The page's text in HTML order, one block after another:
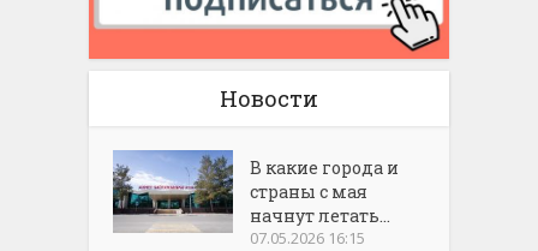
Новости
В какие города и
страны с мая
начнут летать...
07.05.2026 16:15